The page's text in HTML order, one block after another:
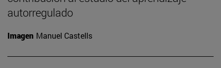
autorregulado
Imagen Manuel Castells